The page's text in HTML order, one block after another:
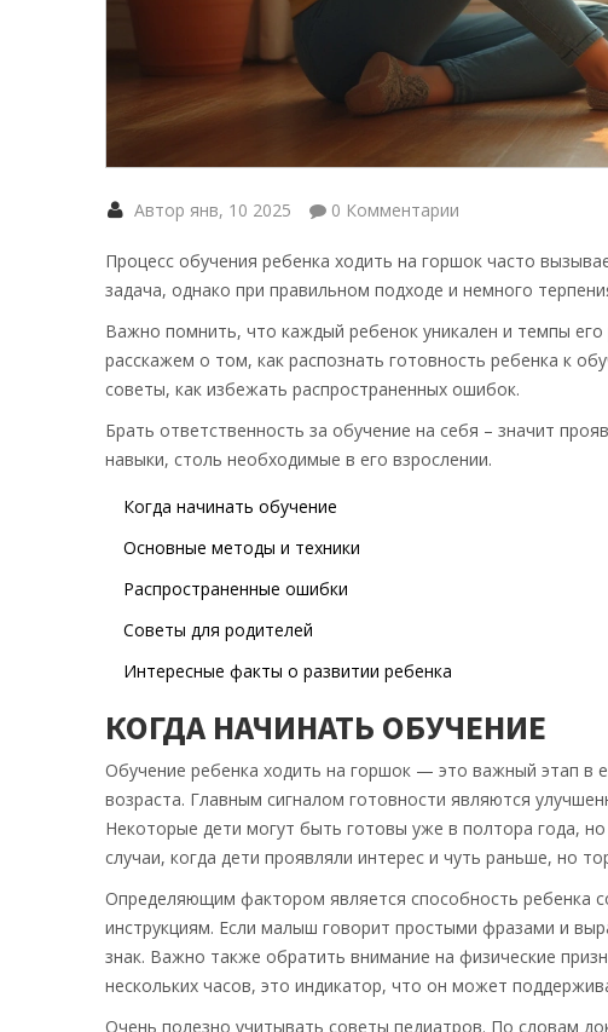
Автор янв, 10 2025 0 Комментарии
Процесс обучения ребенка ходить на горшок часто
задача, однако при правильном подходе и немного
Важно помнить, что каждый ребенок уникален и темпы
расскажем о том, как распознать готовность ребенка к
советы, как избежать распространенных ошибок.
Брать ответственность за обучение на себя – значит
навыки, столь необходимые в его взрослении.
Когда начинать обучение
Основные методы и техники
Распространенные ошибки
Советы для родителей
Интересные факты о развитии ребенка
КОГДА НАЧИНАТЬ ОБУЧЕНИЕ
Обучение ребенка ходить на горшок — это важный этап в
возраста. Главным сигналом готовности являются
Некоторые дети могут быть готовы уже в полтора года,
случаи, когда дети проявляли интерес и чуть раньше, но
Определяющим фактором является способность ребенка
инструкциям. Если малыш говорит простыми фразами и
знак. Важно также обратить внимание на физические
нескольких часов, это индикатор, что он может
Очень полезно учитывать советы педиатров. По словам